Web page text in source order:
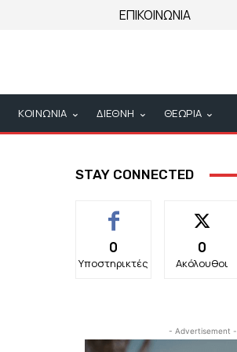
ΕΠΙΚΟΙΝΩΝΙΑ
ΚΟΙΝΩΝΙΑ ΔΙΕΘΝΗ ΘΕΩΡΙΑ
STAY CONNECTED
0
Υποστηρικτές
0
Ακόλουθοι
- Advertisement -